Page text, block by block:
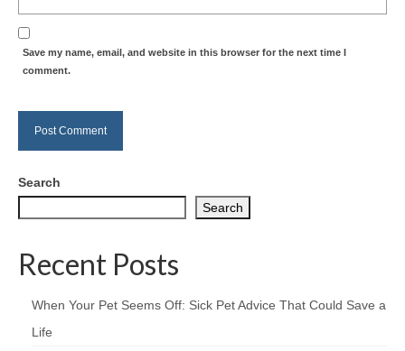
Save my name, email, and website in this browser for the next time I
comment.
Search
Search
Recent Posts
When Your Pet Seems Off: Sick Pet Advice That Could Save a
Life